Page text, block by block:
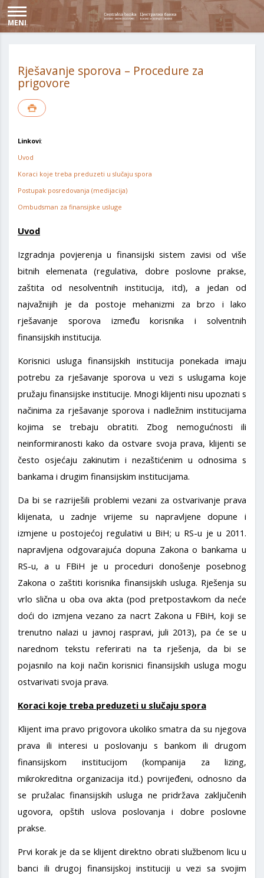
MENI
Rješavanje sporova – Procedure za
prigovore
Linkovi:
Uvod
Koraci koje treba preduzeti u slučaju spora
Postupak posredovanja (medijacija)
Ombudsman za finansijske usluge
Uvod
Izgradnja povjerenja u finansijski sistem zavisi od više
bitnih elemenata (regulativa, dobre poslovne prakse,
zaštita od nesolventnih institucija, itd), a jedan od
najvažnijih je da postoje mehanizmi za brzo i lako
rješavanje sporova između korisnika i solventnih
finansijskih institucija.
Korisnici usluga finansijskih institucija ponekada imaju
potrebu za rješavanje sporova u vezi s uslugama koje
pružaju finansijske institucije. Mnogi klijenti nisu upoznati s
načinima za rješavanje sporova i nadležnim institucijama
kojima se trebaju obratiti. Zbog nemogućnosti ili
neinformiranosti kako da ostvare svoja prava, klijenti se
često osjećaju zakinutim i nezaštićenim u odnosima s
bankama i drugim finansijskim institucijama.
Da bi se razriješili problemi vezani za ostvarivanje prava
klijenata, u zadnje vrijeme su napravljene dopune i
izmjene u postojećoj regulativi u BiH; u RS-u je u 2011.
napravljena odgovarajuća dopuna Zakona o bankama u
RS-u, a u FBiH je u proceduri donošenje posebnog
Zakona o zaštiti korisnika finansijskih usluga. Rješenja su
vrlo slična u oba ova akta (pod pretpostavkom da neće
doći do izmjena vezano za nacrt Zakona u FBiH, koji se
trenutno nalazi u javnoj raspravi, juli 2013), pa će se u
narednom tekstu referirati na ta rješenja, da bi se
pojasnilo na koji način korisnici finansijskih usluga mogu
ostvarivati svoja prava.
Koraci koje treba preduzeti u slučaju spora
Klijent ima pravo prigovora ukoliko smatra da su njegova
prava ili interesi u poslovanju s bankom ili drugom
finansijskom institucijom (kompanija za lizing,
mikrokreditna organizacija itd.) povrijeđeni, odnosno da
se pružalac finansijskih usluga ne pridržava zaključenih
ugovora, opštih uslova poslovanja i dobre poslovne
prakse.
Prvi korak je da se klijent direktno obrati službenom licu u
banci ili drugoj finansijskoj instituciji u vezi sa svojim